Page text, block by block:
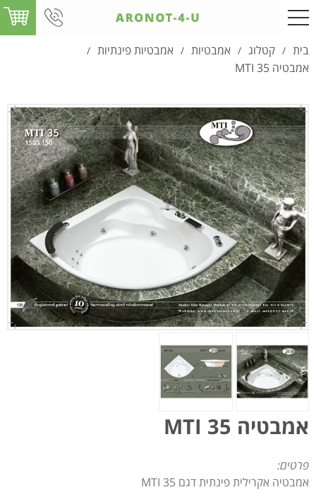
בית / קטלוג / אמבטיות / אמבטיות פינתיות /
אמבטיה MTI 35
אמבטיה MTI 35
פרטים:
אמבטיה אקרילית פינתית דגם MTI 35